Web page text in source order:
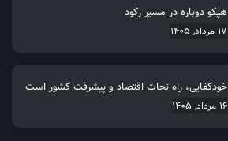
هپکو دوباره در مسیر رکود
17 مرداد, 1405
خودکفایی، راه نجات اقتصاد و پیشرفت کشور است
16 مرداد, 1405